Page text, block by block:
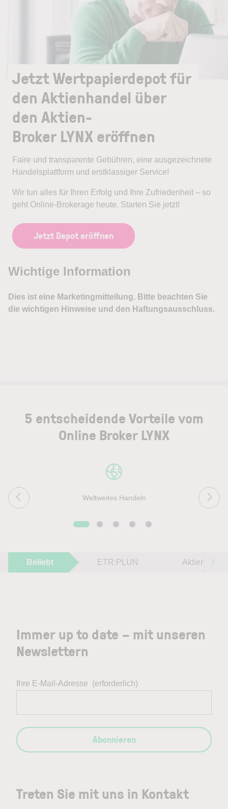
Jetzt Wertpapierdepot für
den Aktienhandel über
den Aktien-
Broker LYNX eröffnen
Faire und transparente Gebühren, eine ausgezeichnete
Handelsplattform und erstklassiger Service!
Wir tun alles für Ihren Erfolg und Ihre Zufriedenheit – so
geht Online-Brokerage heute. Starten Sie jetzt!
Jetzt Depot eröffnen
5 entscheidende Vorteile vom
Online Broker LYNX
Weltweites Handeln
Beliebt ETR:PLUN Aktien im
Treten Sie mit uns in Kontakt
Immer up to date – mit unseren
Newslettern
Ihre E-Mail-Adresse (erforderlich)
Abonnieren